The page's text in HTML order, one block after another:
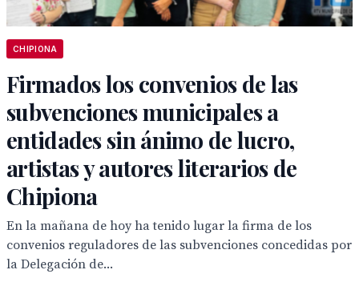
CHIPIONA
Firmados los convenios de las
subvenciones municipales a
entidades sin ánimo de lucro,
artistas y autores literarios de
Chipiona
En la mañana de hoy ha tenido lugar la firma de los
convenios reguladores de las subvenciones concedidas por
la Delegación de...